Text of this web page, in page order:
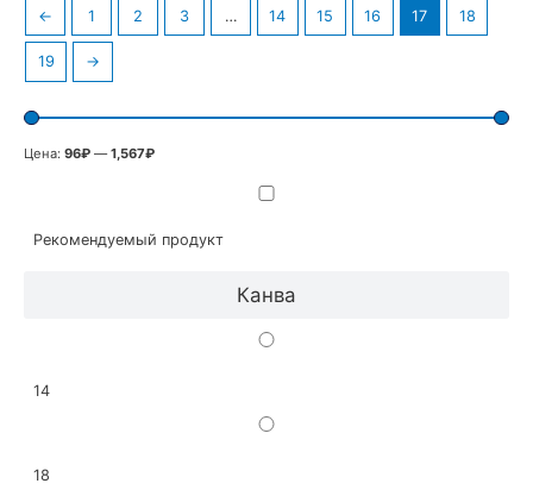
Цена: 96₽ —1,567₽
Рекомендуемый продукт
Канва
14
18
← 1 2 3 … 14 15 16 17 18
19 →